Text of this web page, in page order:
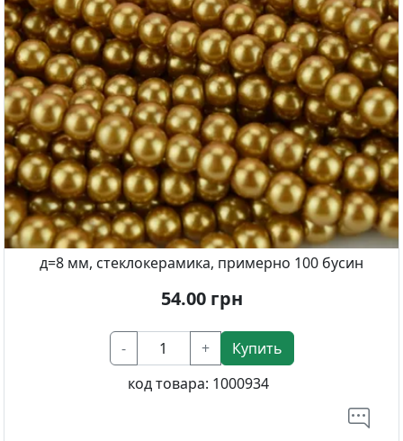
д=8 мм, стеклокерамика, примерно 100 бусин
54.00грн
- +
Купить
код товара: 1000934